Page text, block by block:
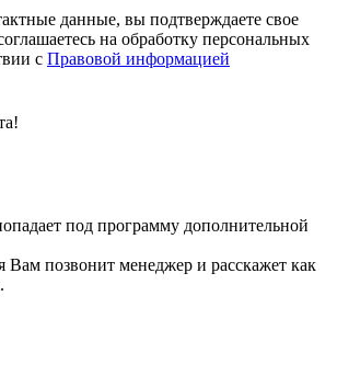
данные, вы подтверждаете свое
на обработку персональных
с Правовой информацией
под программу дополнительной
Вам позвонит менеджер и расскажет как